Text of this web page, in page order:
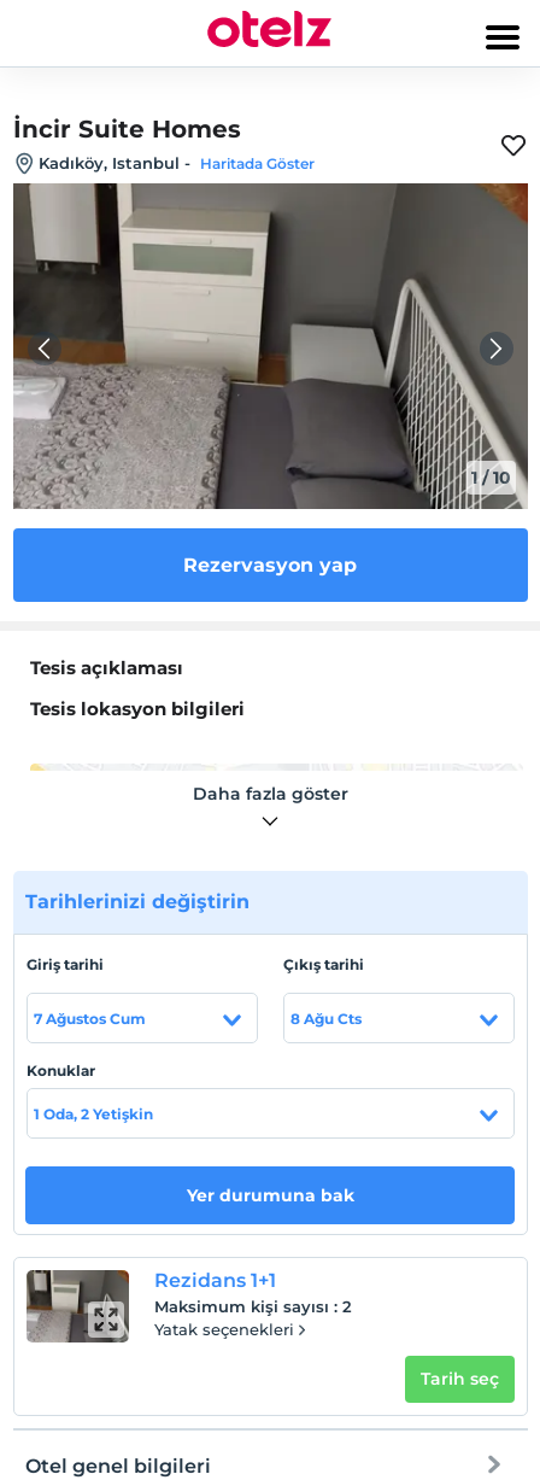
İncir Suite Homes
Kadıköy, Istanbul - Haritada Göster
1/10
Rezervasyon yap
Tesis açıklaması
Tesis lokasyon bilgileri
Otel koşulları
Check/in
En erken saat 12:00 ve sonrası
Check/out
En geç saat 11:00 ve öncesi
Evcil hayvan kabul edilmemektedir.
Sigara
Sigara içilen alanlar var
Çocuklar
2 yaşına kadar olan bebekler ücretsizdir.
Tesisin ücretsiz çocuk politkası yoktur
Daha fazla göster
Tarihlerinizi değiştirin
Giriş tarihi
7 Ağustos Cum
Çıkış tarihi
8 Ağu Cts
Konuklar
1 Oda, 2 Yetişkin
Yer durumuna bak
Rezidans 1+1
Maksimum kişi sayısı : 2
Yatak seçenekleri
Tarih seç
Otel genel bilgileri